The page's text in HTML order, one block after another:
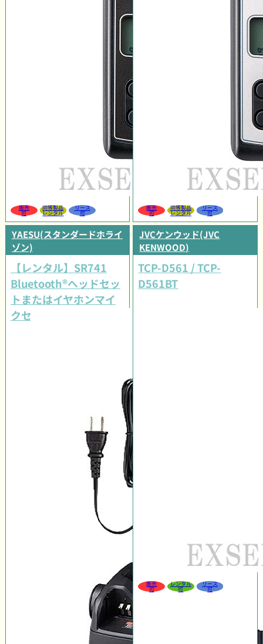
販売
可
同等製品
レンタル
リース
可
販売
可
同等製品
レンタル
リース
可
YAESU(スタンダードホライ
ゾン)
【レンタル】SR741
Bluetooth®ヘッドセッ
トまたはイヤホンマイ
クセット
JVCケンウッド(JVC
KENWOOD)
TCP-D561 / TCP-
D561BT
販売
可
レンタル
可
リース
可